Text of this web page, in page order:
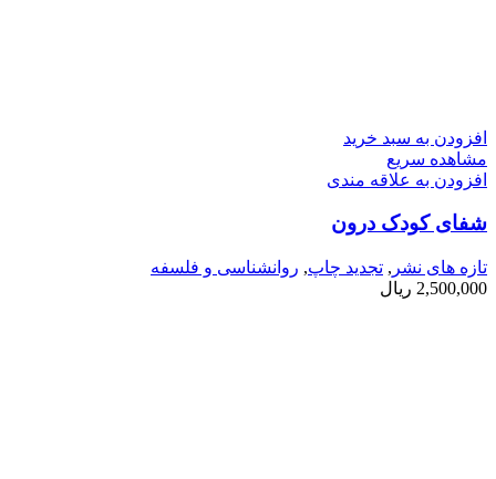
افزودن به سبد خرید
مشاهده سریع
افزودن به علاقه مندی
شفای کودک درون
تازه های نشر , تجدید چاپ, روانشناسی و فلسفه
2,500,000 ریال